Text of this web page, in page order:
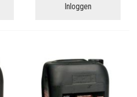
Inloggen